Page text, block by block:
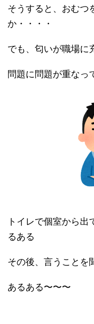
そうすると、おむつ
か・・・・
でも、匂いが職場に
問題に問題が重なっ
トイレで個室から
るある
その後、言うことを
あるある〜〜〜